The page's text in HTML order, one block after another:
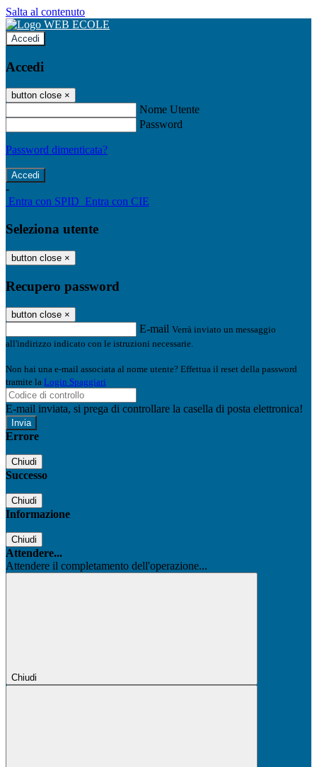
Salta al contenuto
Accedi
Accedi
button close ×
Nome Utente
Password
Password dimenticata?
-
Entra con SPID Entra con CIE
Seleziona utente
button close ×
Recupero password
button close ×
E-mail Verrà inviato un messaggio
all'indirizzo indicato con le istruzioni necessarie.
Non hai una e-mail associata al nome utente? Effettua il reset della password
tramite la Login Spaggiari
E-mail inviata, si prega di controllare la casella di posta elettronica!
Errore
Chiudi
Successo
Chiudi
Informazione
Chiudi
Attendere...
Attendere il completamento dell'operazione...
Chiudi